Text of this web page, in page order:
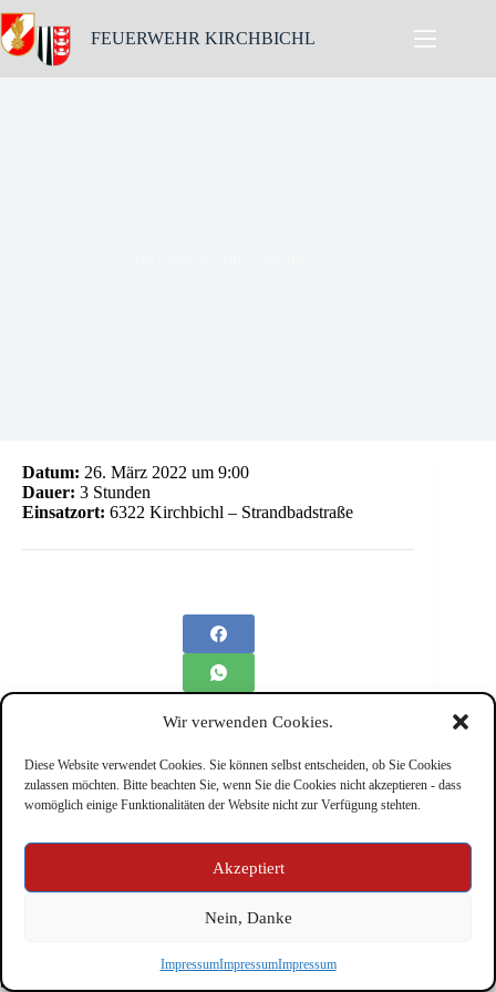
Wir verwenden Cookies.
Diese Website verwendet Cookies. Sie können selbst entscheiden, ob Sie Cookies
zulassen möchten. Bitte beachten Sie, wenn Sie die Cookies nicht akzeptieren - dass
womöglich einige Funktionalitäten der Website nicht zur Verfügung stehten.
Akzeptiert
Nein, Danke
ImpressumImpressumImpressum
Skip
to
content
FEUERWEHR KIRCHBICHL
Datum: 26. März 2022 um 9:00
Dauer: 3 Stunden
Einsatzort: 6322 Kirchbichl – Strandbadstraße
Copyright © Feuerwehr Kirchbichl 2026 - WordPress Theme
by